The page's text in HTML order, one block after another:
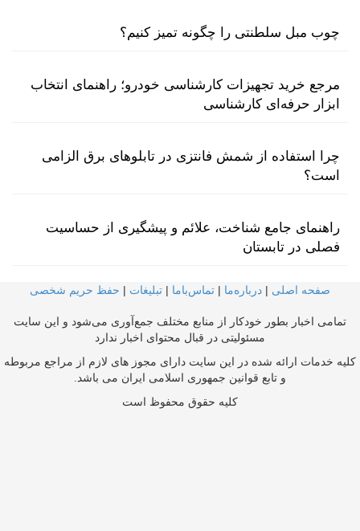
چوب مبل سلطنتی را چگونه تمیز کنیم؟
مرجع خرید تجهیزات کارشناسی خودرو؛ راهنمای انتخاب
ابزار حرفه‌ای کارشناسی
چرا استفاده از شمش فانتزی در تابلوهای برق الزامی
است؟
راهنمای جامع شناخت، علائم و پیشگیری از حساسیت
فصلی در تابستان
صفحه اصلی | درباره‌ما | تماس‌با‌ما | تبلیغات | حفظ حریم شخصی
تمامی اخبار بطور خودکار از منابع مختلف جمع‌آوری می‌شود و این سایت
مسئولیتی در قبال محتوای اخبار ندارد
کلیه خدمات ارائه شده در این سایت دارای مجوز های لازم از مراجع مربوطه
و تابع قوانین جمهوری اسلامی ایران می باشد.
کلیه حقوق محفوظ است